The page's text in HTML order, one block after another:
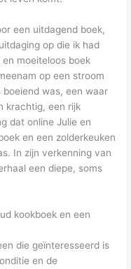
een uitdagend boek,
op die ik had
moeiteloos boek
op een stroom
was, een waar
krachtig, een rijk
dat online Julie en
en een zolderkeuken
In zijn verkenning van
een diepe, soms
kookboek en een
die geïnteresseerd is
en de